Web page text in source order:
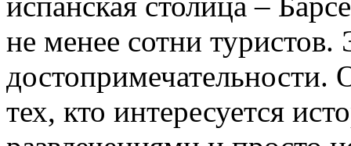
не менее сотни туристов.
достопримечательности.
тех, кто интересуется